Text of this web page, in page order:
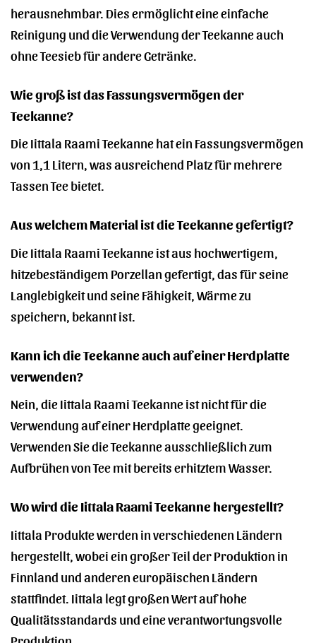
herausnehmbar. Dies ermöglicht eine einfache
Reinigung und die Verwendung der Teekanne auch
ohne Teesieb für andere Getränke.
Wie groß ist das Fassungsvermögen der
Teekanne?
Die Iittala Raami Teekanne hat ein Fassungsvermögen
von 1,1 Litern, was ausreichend Platz für mehrere
Tassen Tee bietet.
Aus welchem Material ist die Teekanne gefertigt?
Die Iittala Raami Teekanne ist aus hochwertigem,
hitzebeständigem Porzellan gefertigt, das für seine
Langlebigkeit und seine Fähigkeit, Wärme zu
speichern, bekannt ist.
Kann ich die Teekanne auch auf einer Herdplatte
verwenden?
Nein, die Iittala Raami Teekanne ist nicht für die
Verwendung auf einer Herdplatte geeignet.
Verwenden Sie die Teekanne ausschließlich zum
Aufbrühen von Tee mit bereits erhitztem Wasser.
Wo wird die Iittala Raami Teekanne hergestellt?
Iittala Produkte werden in verschiedenen Ländern
hergestellt, wobei ein großer Teil der Produktion in
Finnland und anderen europäischen Ländern
stattfindet. Iittala legt großen Wert auf hohe
Qualitätsstandards und eine verantwortungsvolle
Produktion.